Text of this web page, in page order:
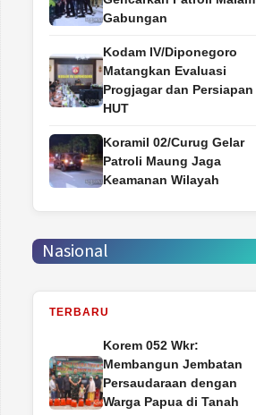
Gabungan
Kodam IV/Diponegoro
Matangkan Evaluasi
Progjagar dan Persiapan
HUT
Koramil 02/Curug Gelar
Patroli Maung Jaga
Keamanan Wilayah
Nasional
TERBARU
Korem 052 Wkr:
Membangun Jembatan
Persaudaraan dengan
Warga Papua di Tanah